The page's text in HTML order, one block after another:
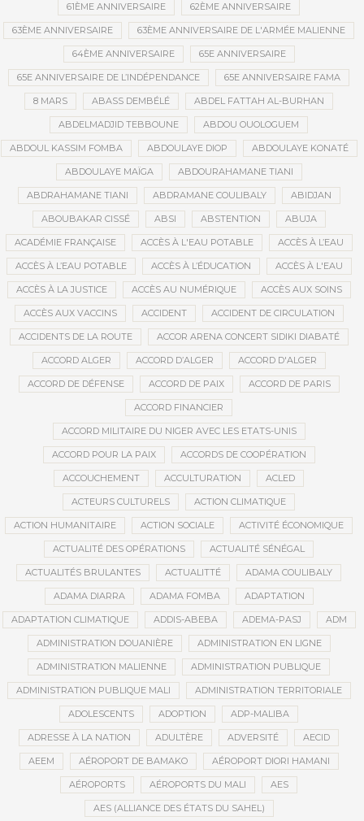
61ÈME ANNIVERSAIRE 62ÈME ANNIVERSAIRE
63ÈME ANNIVERSAIRE 63ÈME ANNIVERSAIRE DE L'ARMÉE MALIENNE
64ÈME ANNIVERSAIRE 65E ANNIVERSAIRE
65E ANNIVERSAIRE DE L’INDÉPENDANCE 65E ANNIVERSAIRE FAMA
8 MARS ABASS DEMBÉLÉ ABDEL FATTAH AL-BURHAN
ABDELMADJID TEBBOUNE ABDOU OUOLOGUEM
ABDOUL KASSIM FOMBA ABDOULAYE DIOP ABDOULAYE KONATÉ
ABDOULAYE MAÏGA ABDOURAHAMANE TIANI
ABDRAHAMANE TIANI ABDRAMANE COULIBALY ABIDJAN
ABOUBAKAR CISSÉ ABSI ABSTENTION ABUJA
ACADÉMIE FRANÇAISE ACCÈS À L'EAU POTABLE ACCÈS À L’EAU
ACCÈS À L’EAU POTABLE ACCÈS À L’ÉDUCATION ACCÈS À L'EAU
ACCÈS À LA JUSTICE ACCÈS AU NUMÉRIQUE ACCÈS AUX SOINS
ACCÈS AUX VACCINS ACCIDENT ACCIDENT DE CIRCULATION
ACCIDENTS DE LA ROUTE ACCOR ARENA CONCERT SIDIKI DIABATÉ
ACCORD ALGER ACCORD D’ALGER ACCORD D'ALGER
ACCORD DE DÉFENSE ACCORD DE PAIX ACCORD DE PARIS
ACCORD FINANCIER
ACCORD MILITAIRE DU NIGER AVEC LES ETATS-UNIS
ACCORD POUR LA PAIX ACCORDS DE COOPÉRATION
ACCOUCHEMENT ACCULTURATION ACLED
ACTEURS CULTURELS ACTION CLIMATIQUE
ACTION HUMANITAIRE ACTION SOCIALE ACTIVITÉ ÉCONOMIQUE
ACTUALITÉ DES OPÉRATIONS ACTUALITÉ SÉNÉGAL
ACTUALITÉS BRULANTES ACTUALITTÉ ADAMA COULIBALY
ADAMA DIARRA ADAMA FOMBA ADAPTATION
ADAPTATION CLIMATIQUE ADDIS-ABEBA ADEMA-PASJ ADM
ADMINISTRATION DOUANIÈRE ADMINISTRATION EN LIGNE
ADMINISTRATION MALIENNE ADMINISTRATION PUBLIQUE
ADMINISTRATION PUBLIQUE MALI ADMINISTRATION TERRITORIALE
ADOLESCENTS ADOPTION ADP-MALIBA
ADRESSE À LA NATION ADULTÈRE ADVERSITÉ AECID
AEEM AÉROPORT DE BAMAKO AÉROPORT DIORI HAMANI
AÉROPORTS AÉROPORTS DU MALI AES
AES (ALLIANCE DES ÉTATS DU SAHEL)